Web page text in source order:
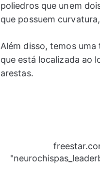
poliedros que unem
que possuem
Além disso, temos
que está localizada ao
arestas.